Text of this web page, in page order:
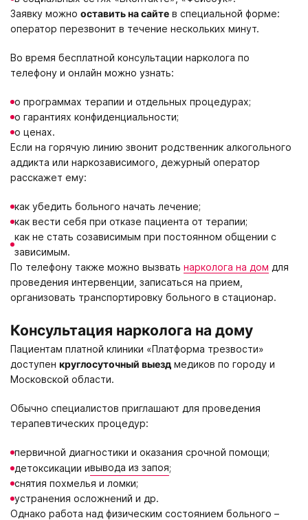
Заявку можно оставить на сайте в специальной форме:
оператор перезвонит в течение нескольких минут.
Во время бесплатной консультации нарколога по
телефону и онлайн можно узнать:
о программах терапии и отдельных процедурах;
о гарантиях конфиденциальности;
о ценах.
Если на горячую линию звонит родственник алкогольного
аддикта или наркозависимого, дежурный оператор
расскажет ему:
как убедить больного начать лечение;
как вести себя при отказе пациента от терапии;
как не стать созависимым при постоянном общении с
зависимым.
По телефону также можно вызвать нарколога на дом для
проведения интервенции, записаться на прием,
организовать транспортировку больного в стационар.
Консультация нарколога на дому
Пациентам платной клиники «Платформа трезвости»
доступен круглосуточный выезд медиков по городу и
Московской области.
Обычно специалистов приглашают для проведения
терапевтических процедур:
первичной диагностики и оказания срочной помощи;
детоксикации ивывода из запоя;
снятия похмелья и ломки;
устранения осложнений и др.
Однако работа над физическим состоянием больного –